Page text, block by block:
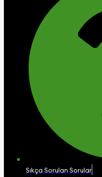
Sıkça Sorulan Sorular